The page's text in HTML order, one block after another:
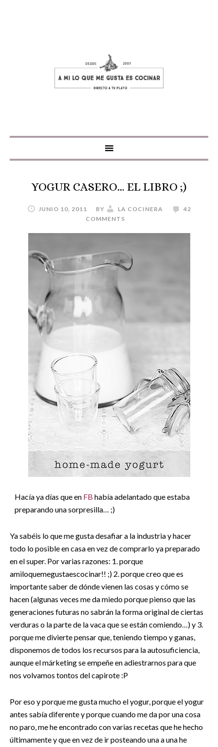
YOGUR CASERO… EL LIBRO ;)
JUNIO 10, 2011 BY LA COCINERA
42
COMMENTS
Hacía ya días que en FB había adelantado que estaba
preparando una sorpresilla… ;)
Ya sabéis lo que me gusta desafiar a la industria y hacer
todo lo posible en casa en vez de comprarlo ya preparado
en el super. Por varias razones: 1. porque
amiloquemegustaescocinar!! ;) 2. porque creo que es
importante saber de dónde vienen las cosas y cómo se
hacen (algunas veces me da miedo porque pienso que las
generaciones futuras no sabrán la forma original de ciertas
verduras o la parte de la vaca que se están comiendo…) y 3.
porque me divierte pensar que, teniendo tiempo y ganas,
disponemos de todos los recursos para la autosuficiencia,
aunque el márketing se empeñe en adiestrarnos para que
nos volvamos tontos del capirote :P
Por eso y porque me gusta mucho el yogur, porque el yogur
antes sabía diferente y porque cuando me da por una cosa
no paro, me he encontrado con varias recetas que he hecho
últimamente y que en vez de ir posteando una a una he